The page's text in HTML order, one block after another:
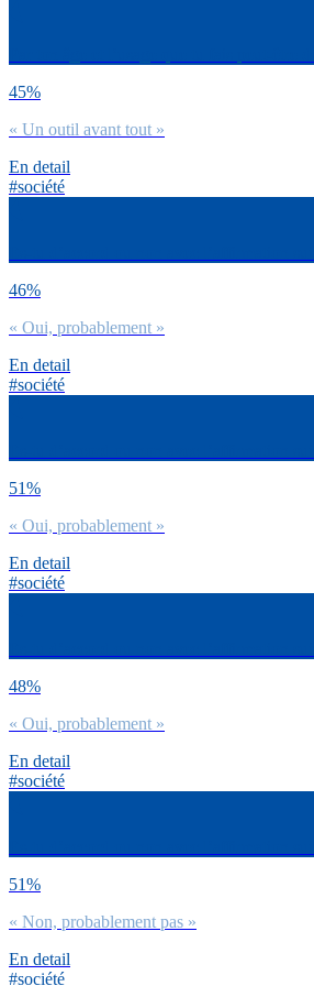
45%
« Un outil avant tout »
En detail
#société
46%
« Oui, probablement »
En detail
#société
51%
« Oui, probablement »
En detail
#société
48%
« Oui, probablement »
En detail
#société
51%
« Non, probablement pas »
En detail
#société